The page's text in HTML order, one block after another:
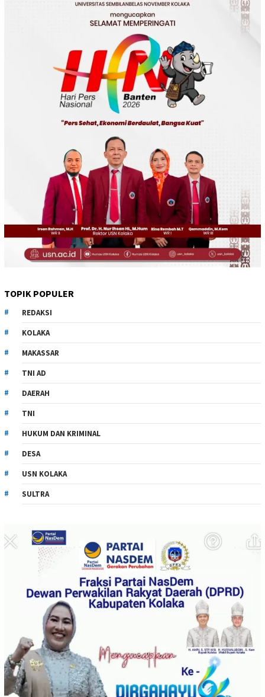
TOPIK POPULER
REDAKSI
KOLAKA
MAKASSAR
TNI AD
DAERAH
TNI
HUKUM DAN KRIMINAL
DESA
USN KOLAKA
SULTRA